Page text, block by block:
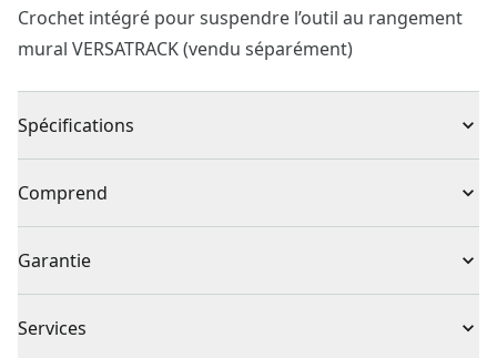
Crochet intégré pour suspendre l’outil au rangement
mural VERSATRACK (vendu séparément)
Spécifications
Type de produit Cultivateur
Sans fil ou avec fil Sans fil
Source d’énergie Sans fil
Comprend
(4) Dents
Garantie
Services